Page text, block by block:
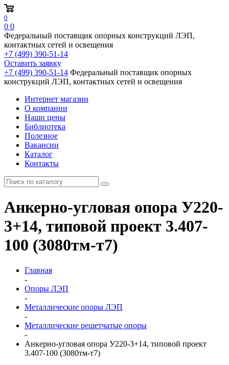
0
0 0
Федеральный поставщик опорных конструкций ЛЭП,
контактных сетей и освещения
+7 (499) 390-51-14
Оставить заявку
+7 (499) 390-51-14 Федеральный поставщик опорных
конструкций ЛЭП, контактных сетей и освещения
Интернет магазин
О компании
Наши цены
Библиотека
Полезное
Вакансии
Каталог
Контакты
Анкерно-угловая опора У220-
3+14, типовой проект 3.407-
100 (3080тм-т7)
Главная
-
Опоры ЛЭП
-
Металлические опоры ЛЭП
-
Металлические решетчатые опоры
-
Анкерно-угловая опора У220-3+14, типовой проект
3.407-100 (3080тм-т7)